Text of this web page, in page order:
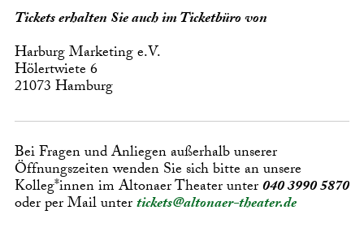
Tickets erhalten Sie auch im Ticketbüro von
Harburg Marketing e.V.
Hölertwiete 6
21073 Hamburg
Bei Fragen und Anliegen außerhalb unserer
Öffnungszeiten wenden Sie sich bitte an unsere
Kolleg*innen im Altonaer Theater unter040 3990 5870
oder per Mail untertickets@altonaer-theater.de